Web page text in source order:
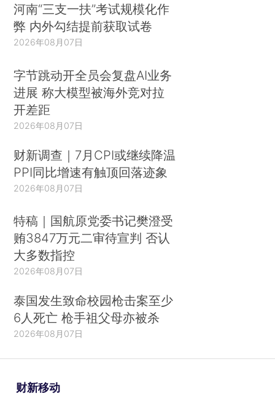
河南“三支一扶”考试规模化作
弊 内外勾结提前获取试卷
2026年08月07日
字节跳动开全员会复盘AI业务
进展 称大模型被海外竞对拉
开差距
2026年08月07日
财新调查｜7月CPI或继续降温
PPI同比增速有触顶回落迹象
2026年08月07日
特稿｜国航原党委书记樊澄受
贿3847万元二审待宣判 否认
大多数指控
2026年08月07日
泰国发生致命校园枪击案至少
6人死亡 枪手祖父母亦被杀
2026年08月07日
财新移动